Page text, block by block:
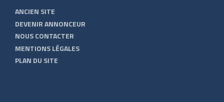
ANCIEN SITE
DEVENIR ANNONCEUR
NOUS CONTACTER
MENTIONS LÉGALES
PLAN DU SITE